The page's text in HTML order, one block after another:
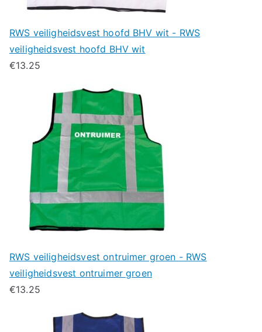
RWS veiligheidsvest hoofd BHV wit - RWS
veiligheidsvest hoofd BHV wit
€13.25
RWS veiligheidsvest ontruimer groen - RWS
veiligheidsvest ontruimer groen
€13.25